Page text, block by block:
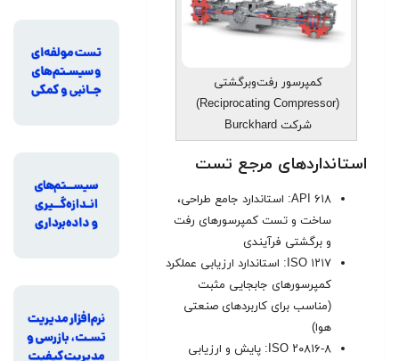
کمپرسور رفت‌وبرگشتی
(Reciprocating Compressor)
شرکت Burckhard
استانداردهای مرجع تست
API ۶۱۸: استاندارد جامع طراحی،
ساخت و تست کمپرسورهای رفت‌
و برگشتی فرآیندی
ISO ۱۲۱۷: استاندارد ارزیابی عملکرد
کمپرسورهای جابجایی مثبت
(مناسب برای کاربردهای صنعتی
هوا)
ISO ۲۰۸۱۶-۸: پایش و ارزیابی